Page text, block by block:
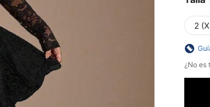
2
¿No es